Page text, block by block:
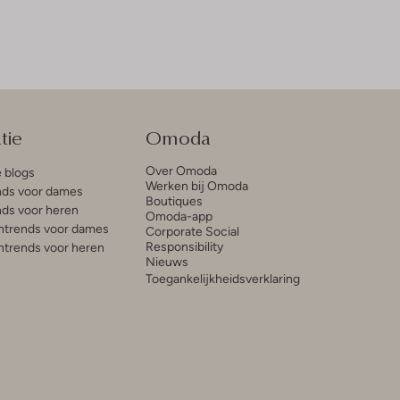
blogs
voor dames
voor heren
voor dames
voor heren
Omoda
Over Omoda
Werken bij Omoda
Boutiques
Omoda-app
Corporate Social
Responsibility
Nieuws
Toegankelijkheidsverklaring